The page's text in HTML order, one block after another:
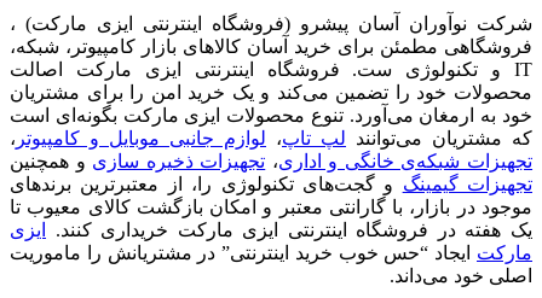
شرکت نوآوران آسان پیشرو (فروشگاه اینترنتی ایزی مارکت) ،
فروشگاهی مطمئن برای خرید آسان کالاهای بازار کامپیوتر، شبکه،
IT و تکنولوژی ست. فروشگاه اینترنتی ایزی مارکت اصالت
محصولات خود را تضمین می‌کند و یک خرید امن را برای مشتریان
خود به ارمغان می‌آورد. تنوع محصولات ایزی مارکت بگونه‌ای است
که مشتریان می‌توانند لپ تاپ، لوازم جانبی موبایل و کامپیوتر ،
تجهیزات شبکه‌ی خانگی و اداری، تجهیزات ذخیره سازی و همچنین
تجهیزات گیمینگ و گجت‌های تکنولوژی را، از معتبرترین برندهای
موجود در بازار، با گارانتی معتبر و امکان بازگشت کالای معیوب تا
یک هفته در فروشگاه اینترنتی ایزی مارکت خریداری کنند.
ایزی
مارکت ایجاد “حس خوب خرید اینترنتی” در مشتریانش را ماموریت
اصلی خود می‌داند.